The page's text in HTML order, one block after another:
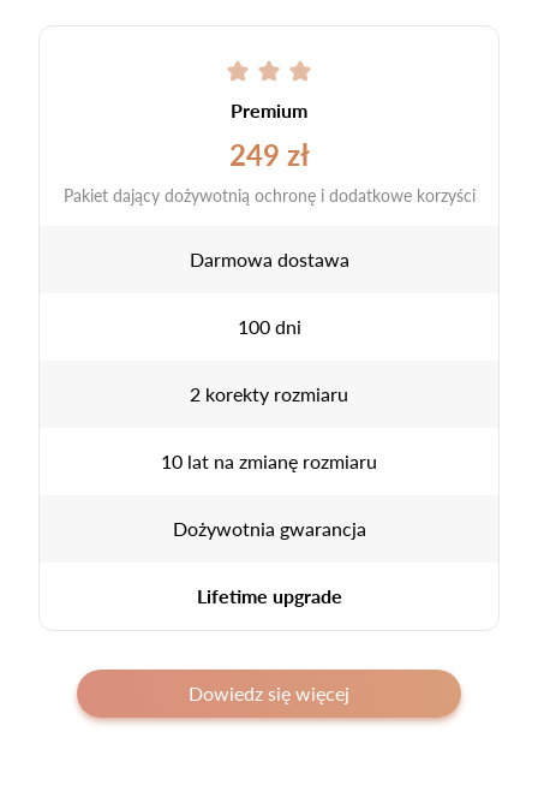
Premium
249 zł
Pakiet dający dożywotnią ochronę i dodatkowe korzyści
Darmowa dostawa
100 dni
2 korekty rozmiaru
10 lat na zmianę rozmiaru
Dożywotnia gwarancja
Lifetime upgrade
Dowiedz się więcej